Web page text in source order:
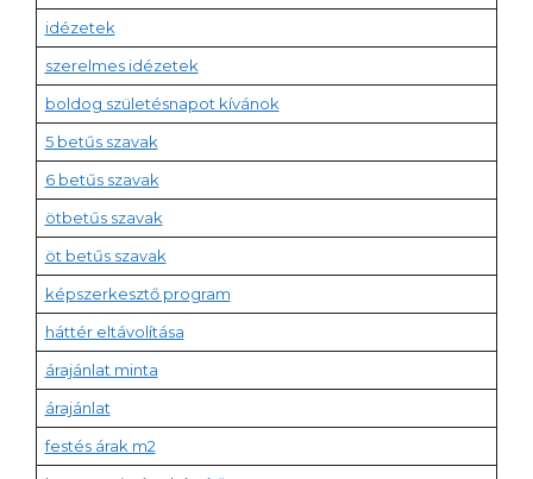
idézetek
szerelmes idézetek
boldog születésnapot kívánok
5 betűs szavak
6 betűs szavak
ötbetűs szavak
öt betűs szavak
képszerkesztő program
háttér eltávolítása
árajánlat minta
árajánlat
festés árak m2